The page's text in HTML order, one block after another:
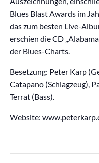
Blues Blast Awards im
das zum besten Live-
erschien die CD
der Blues-Charts.
Besetzung: Peter Karp
Catapano (Schlagzeug),
Terrat (Bass).
Website: